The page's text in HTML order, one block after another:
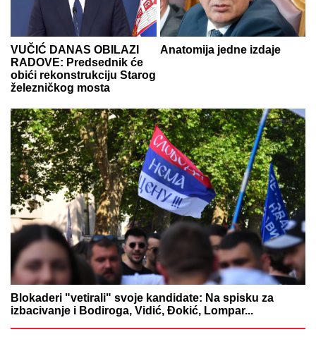
VUČIĆ DANAS OBILAZI
RADOVE: Predsednik će
obići rekonstrukciju Starog
železničkog mosta
Anatomija jedne izdaje
Blokaderi "vetirali" svoje kandidate: Na spisku za
izbacivanje i Bodiroga, Vidić, Đokić, Lompar...